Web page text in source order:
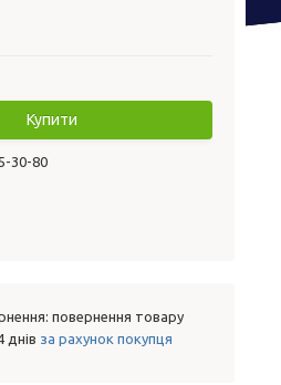
Купити
30-80
повернення товару
днів за рахунок покупця